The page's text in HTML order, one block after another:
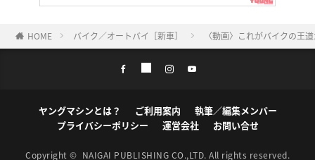
HOME バイク／オートバイ［新車］ 〈動画〉これがバイクの王
ヤングマシンとは？ ご利用案内
執筆／編集メンバー
プライバシーポリシー
運営会社 お問い合せ
Copyright © NAIGAI PUBLISHING CO.,LTD. All rights reserved.